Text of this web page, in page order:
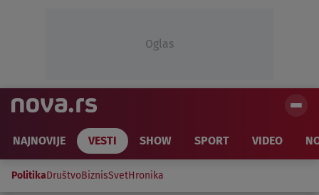
Oglas
NAJNOVIJE VESTI SHOW SPORT VIDEO
PolitikaDruštvoBiznisSvetHronika